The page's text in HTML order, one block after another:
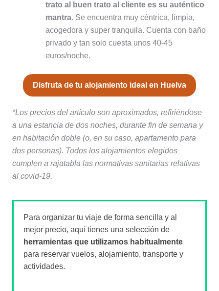
trato al buen trato al cliente es su auténtico
mantra. Se encuentra muy céntrica, limpia,
acogedora y super tranquila. Cuenta con baño
privado y tan solo cuesta unos 40-45
euros/noche.
Disfruta de tu alojamiento ideal en Huelva
*Los precios del artículo son aproximados, refiriéndose
a una estancia de dos noches, durante fin de semana y
en habitación doble (o, en su caso, apartamento para
dos personas). Todos los alojamientos elegidos
cumplen a rajatabla las normativas sanitarias relativas
al covid-19.
Para organizar tu viaje de forma sencilla y al
mejor precio, aquí tienes una selección de
herramientas que utilizamos habitualmente
para reservar vuelos, alojamiento, transporte y
actividades.